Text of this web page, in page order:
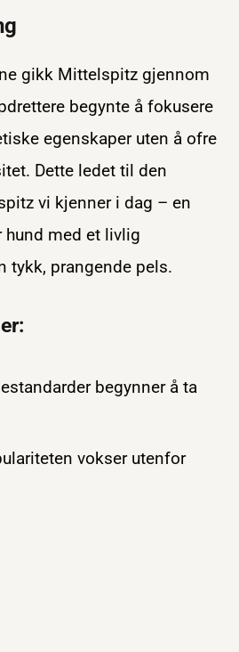
gikk Mittelspitz gjennom
begynte å fokusere
egenskaper uten å ofre
Dette ledet til den
vi kjenner i dag – en
med et livlig
tykk, prangende pels.
begynner å ta
vokser utenfor